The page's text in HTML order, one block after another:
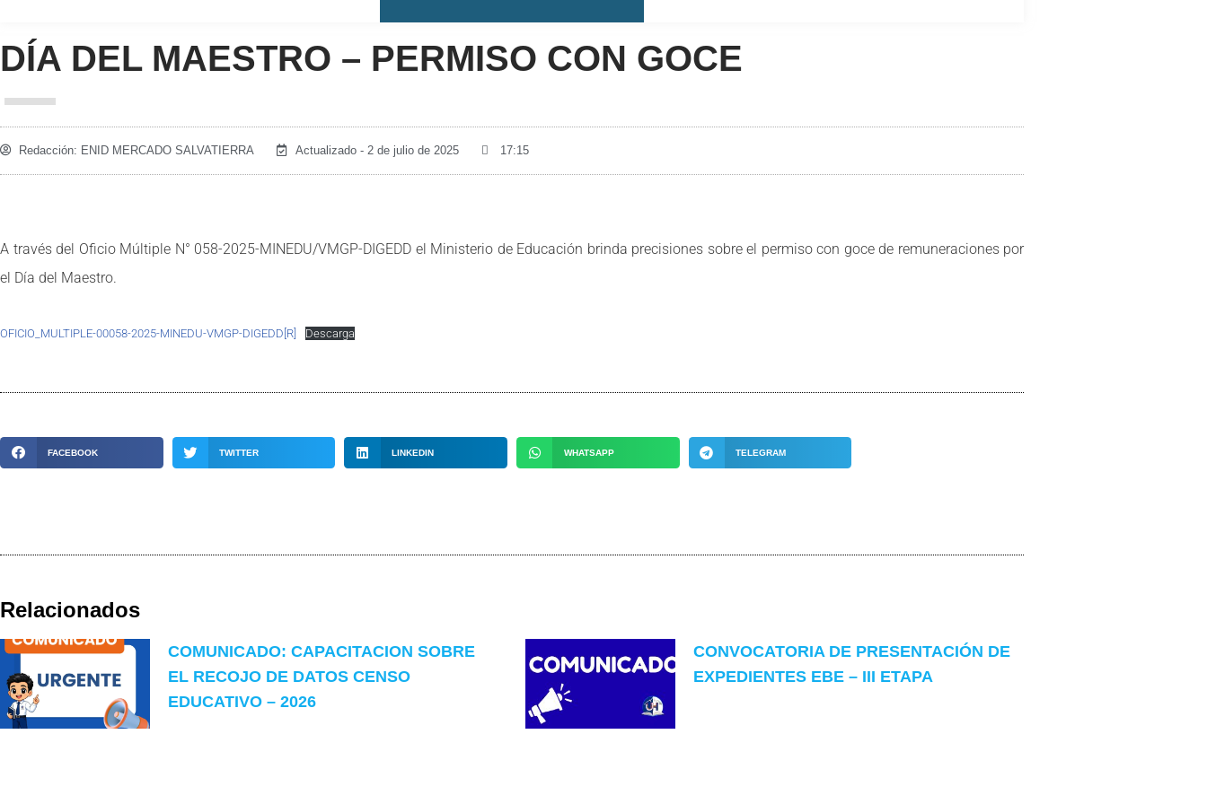
DÍA DEL MAESTRO – PERMISO CON GOCE
Redacción: ENID MERCADO SALVATIERRA Actualizado - 2 de julio de 2025 17:15
A través del Oficio Múltiple N° 058-2025-MINEDU/VMGP-DIGEDD el Ministerio de Educación brinda precisiones sobre el permiso con goce de remuneraciones por
el Día del Maestro.
OFICIO_MULTIPLE-00058-2025-MINEDU-VMGP-DIGEDD[R] Descarga
FACEBOOK TWITTER LINKEDIN WHATSAPP TELEGRAM
Relacionados
COMUNICADO: CAPACITACION SOBRE
EL RECOJO DE DATOS CENSO
EDUCATIVO – 2026
CONVOCATORIA DE PRESENTACIÓN DE
EXPEDIENTES EBE – III ETAPA